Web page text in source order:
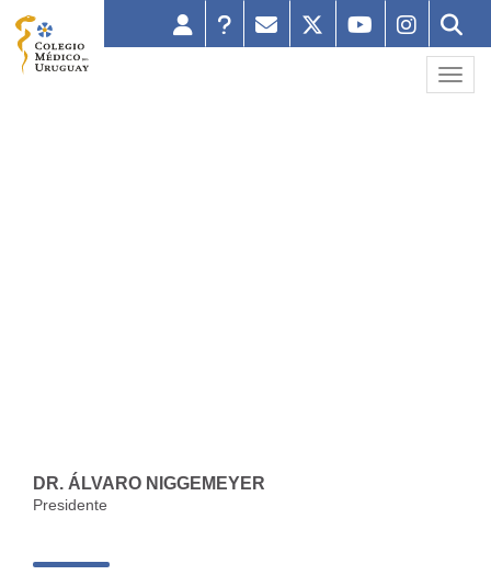
DR. ÁLVARO NIGGEMEYER
Presidente